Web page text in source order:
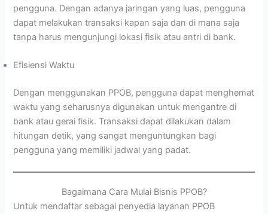
pengguna. Dengan adanya jaringan yang luas, pengguna
dapat melakukan transaksi kapan saja dan di mana saja
tanpa harus mengunjungi lokasi fisik atau antri di bank.
Efisiensi Waktu
Dengan menggunakan PPOB, pengguna dapat menghemat
waktu yang seharusnya digunakan untuk mengantre di
bank atau gerai fisik. Transaksi dapat dilakukan dalam
hitungan detik, yang sangat menguntungkan bagi
pengguna yang memiliki jadwal yang padat.
Bagaimana Cara Mulai Bisnis PPOB?
Untuk mendaftar sebagai penyedia layanan PPOB